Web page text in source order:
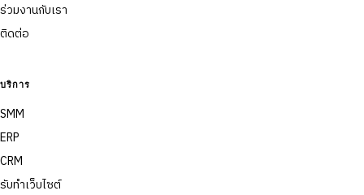
ร่วมงานกับเรา
ติดต่อ
บริการ
SMM
ERP
CRM
รับทำเว็บไซต์